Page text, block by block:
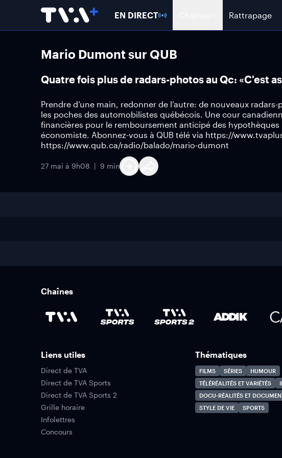
EN DIRECT Rattrapage
Mario Dumont sur QUB
Quatre fois plus de radars-photos au Qc: «C'est
Prendre d’une main, redonner de l’autre: de nouveaux
les poches des automobilistes québécois. Une cour
financières pour le remboursement anticipé des
économiste. Abonnez-vous à QUB télé via https://
https://www.qub.ca/radio/balado/mario-dumont
27 mai à 9h08 9 min
Chaînes
Liens utiles
Direct de TVA
Direct de TVA Sports
Direct de TVA Sports 2
Grille horaire
Infolettres
Concours
Thématiques
FILMS SÉRIES
HUMOUR
TÉLÉRÉALITÉS ET VARIÉTÉS
DOCU-RÉALITÉS ET
STYLE DE VIE
SPORTS